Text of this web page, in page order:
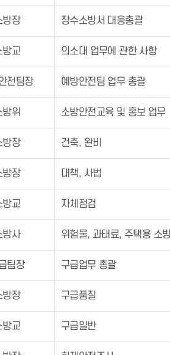
방장 장수소방서 대응총괄
방교 의소대 업무에 관한 사항
전팀장 예방안전팀 업무 총괄
방위 소방안전교육 및 홍보 업무
방장 건축, 완비
방장 대책, 사법
방교 자체점검
방사 위험물, 과태료, 주택용 소
팀장 구급업무 총괄
방장 구급품질
방교 구급일반